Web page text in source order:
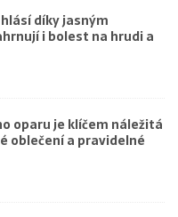
díky jasným
i bolest na hrudi a
oparu je klíčem náležitá
oblečení a pravidelné